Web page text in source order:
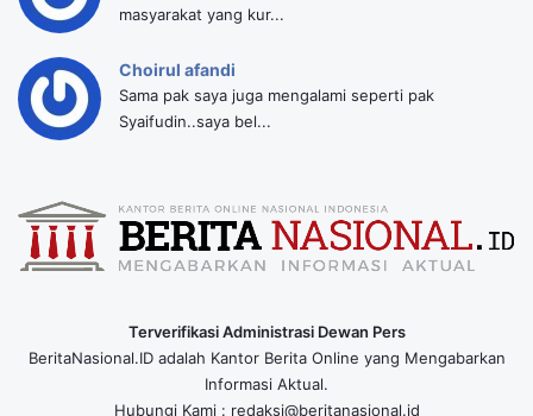
masyarakat yang kur...
Choirul afandi
Sama pak saya juga mengalami seperti pak
Syaifudin..saya bel...
Terverifikasi Administrasi Dewan Pers
BeritaNasional.ID adalah Kantor Berita Online yang Mengabarkan
Informasi Aktual.
Hubungi Kami : redaksi@beritanasional.id